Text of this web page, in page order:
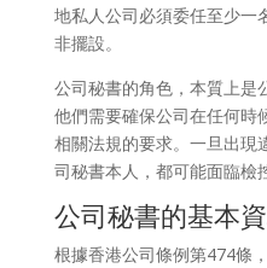
地私人公司必須委任至少一
非擺設。
公司秘書的角色，本質上是
他們需要確保公司在任何時
相關法規的要求。一旦出現
司秘書本人，都可能面臨檢
公司秘書的基本
根據香港公司條例第474條